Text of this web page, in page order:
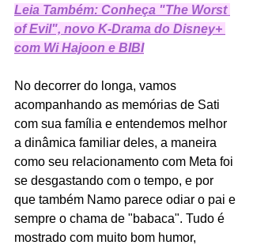
Leia Também: Conheça "The Worst
of Evil", novo K-Drama do Disney+
com Wi Hajoon e BIBI
No decorrer do longa, vamos
acompanhando as memórias de Sati
com sua família e entendemos melhor
a dinâmica familiar deles, a maneira
como seu relacionamento com Meta foi
se desgastando com o tempo, e por
que também Namo parece odiar o pai e
sempre o chama de "babaca". Tudo é
mostrado com muito bom humor,